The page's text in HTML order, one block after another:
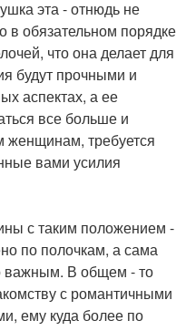
эта - отнюдь не
в обязательном порядке
что она делает для
будут прочными и
аспектах, а ее
все больше и
требуется
вами усилия
с таким положением -
по полочкам, а сама
важным. В общем - то
с романтичными
ему куда более по